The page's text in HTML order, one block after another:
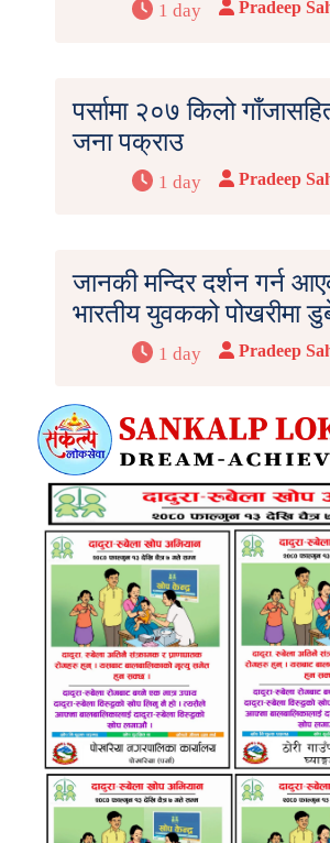
1 day Pradeep
पर्सामा २०७ किलो
जना पक्राउ
1 day Pradeep
जानकी मन्दिर दर्शन गर्न
भारतीय युवकको पोखरीमा
1 day Pradeep